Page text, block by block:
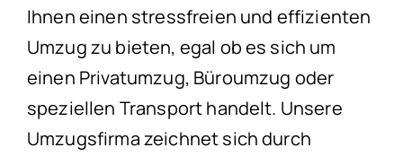
Ihnen einen stressfreien und effizienten
Umzug zu bieten, egal ob es sich um
einen Privatumzug, Büroumzug oder
speziellen Transport handelt. Unsere
Umzugsfirma zeichnet sich durch